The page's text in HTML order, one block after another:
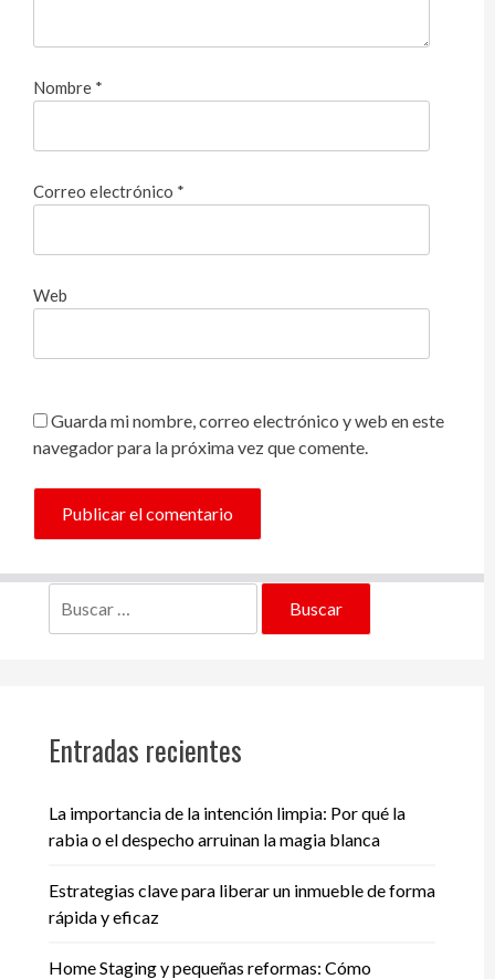
Nombre *
Correo electrónico *
Web
Guarda mi nombre, correo electrónico y web en este
navegador para la próxima vez que comente.
Entradas recientes
La importancia de la intención limpia: Por qué la
rabia o el despecho arruinan la magia blanca
Estrategias clave para liberar un inmueble de forma
rápida y eficaz
Home Staging y pequeñas reformas: Cómo